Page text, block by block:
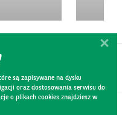
są zapisywane na dysku
oraz dostosowania serwisu do
o plikach cookies znajdziesz w